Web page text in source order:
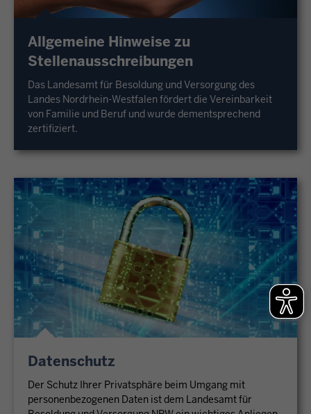
Allgemeine Hinweise zu
Stellenausschreibungen
Das Landesamt für Besoldung und Versorgung des
Landes Nordrhein-Westfalen fördert die Vereinbarkeit
von Familie und Beruf und wurde dementsprechend
zertifiziert.
Datenschutz
Der Schutz Ihrer Privatsphäre beim Umgang mit
personenbezogenen Daten ist dem Landesamt für